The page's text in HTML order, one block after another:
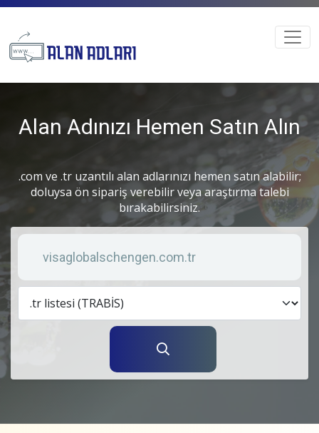
Alan Adınızı Hemen Satın Alın
.com ve .tr uzantılı alan adlarınızı hemen satın alabilir;
doluysa ön sipariş verebilir veya araştırma talebi
bırakabilirsiniz.
Anahtar kelime